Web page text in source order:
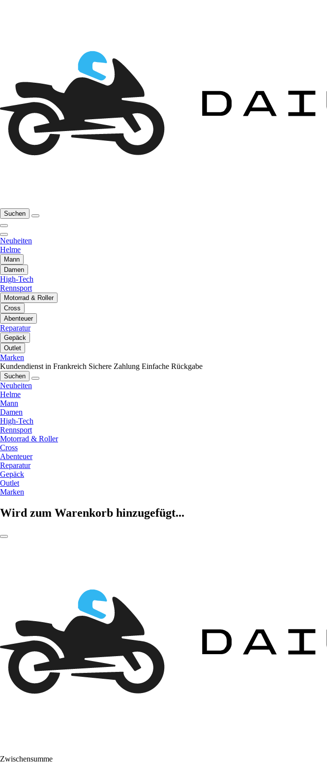
Suchen
Neuheiten
Helme
Mann
Damen
High-Tech
Rennsport
Motorrad & Roller
Cross
Abenteuer
Reparatur
Gepäck
Outlet
Marken
Kundendienst in Frankreich Sichere Zahlung Einfache Rückgabe
Suchen
Neuheiten
Helme
Mann
Damen
High-Tech
Rennsport
Motorrad & Roller
Cross
Abenteuer
Reparatur
Gepäck
Outlet
Marken
Wird zum Warenkorb hinzugefügt...
Zwischensumme